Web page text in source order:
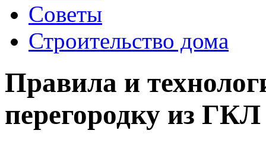
Советы
Строительство дома
Правила и
перегородку из ГКЛ